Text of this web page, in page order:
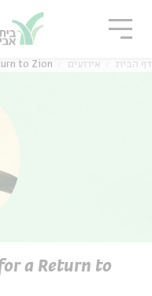
דף הבית אירועים to Zion
a Return to
סגור